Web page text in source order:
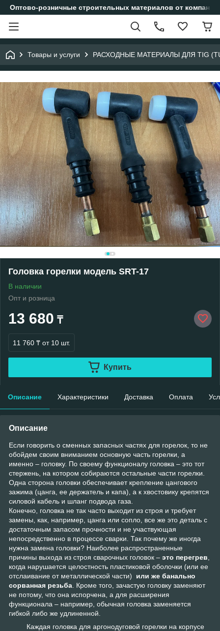
Оптово-розничные строительных материалов от
Товары и услуги РАСХОДНЫЕ МАТЕРИАЛЫ ДЛЯ TIG
Головка горелки модель SRT-17
В наличии
Опт и розница
13 680 ₸
11 760 ₸ от 10 шт.
Купить
Описание Характеристики Доставка Оплата
Описание
Если говорить о сменных запасных частях для горелок, то не
обойдем своим вниманием основную часть горелки, а
именно – головку. По своему функционалу головка – это тот
стержень, на котором собираются остальные части горелки.
Одна сторона головки обеспечивает крепление цангового
зажима (цанга, ее держатель и капа), а к хвостовику крепятся
силовой кабель и шланг подвода газа.
Конечно, головка не так часто выходит из строя и требует
замены, как, например, цанга или сопло, все же это деталь с
достаточным запасом прочности и не участвующая
непосредственно в процессе сварки. Так почему же иногда
нужна замена головки? Наиболее распространенные
причины выхода из строя сварочных головок – это перегрев
когда нарушается целостность пластиковой оболочки (или ее
отслаивание от металлической части) или же банально
сорванная резьба . Кроме того, зачастую головку заменяют
не потому, что она испорчена, а для расширения
функционала – например, обычная головка заменяется
гибкой либо же удлиненной.
Каждая головка для аргонодуговой горелки на корпусе